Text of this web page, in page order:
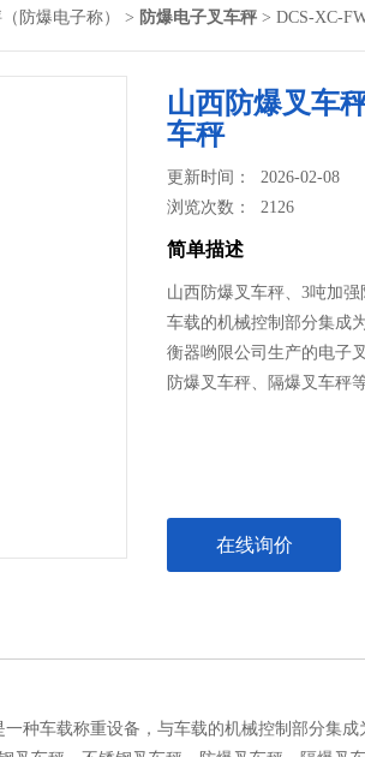
防爆电子称） > 防爆电子叉车秤 > DCS-XC-
山西防爆叉车
车秤
更新时间： 2026-02-08
浏览次数：2126
简单描述
山西防爆叉车秤、3吨加
车载的机械控制部分集成
衡器哟限公司生产的电子
防爆叉车秤、隔爆叉车秤
在线询价
一种车载称重设备，与车载的机械控制部分集